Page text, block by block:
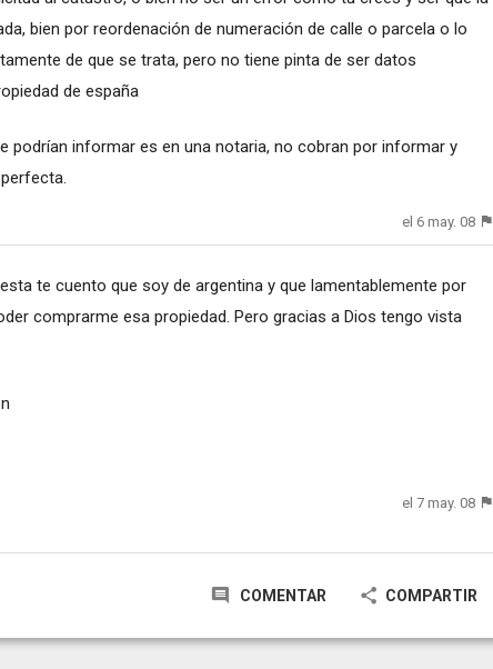
bien por reordenación de numeración de calle o parcela o lo
de que se trata, pero no tiene pinta de ser datos
de españa
podrían informar es en una notaria, no cobran por informar y
el 6 may. 08
te cuento que soy de argentina y que lamentablemente por
comprarme esa propiedad. Pero gracias a Dios tengo vista
el 7 may. 08
COMENTAR COMPARTIR